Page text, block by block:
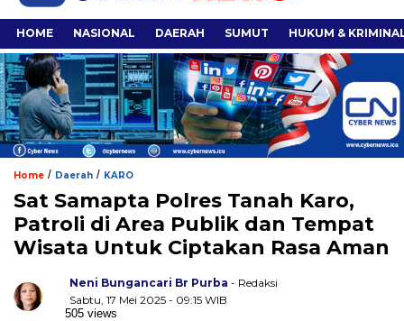
HOME NASIONAL DAERAH SUMUT HUKUM &
Home / Daerah / KARO
Sat Samapta Polres Tanah Karo,
Patroli di Area Publik dan Tempat
Wisata Untuk Ciptakan Rasa Aman
Neni Bungancari Br Purba - Redaksi
Sabtu, 17 Mei 2025 - 09:15 WIB
505 views